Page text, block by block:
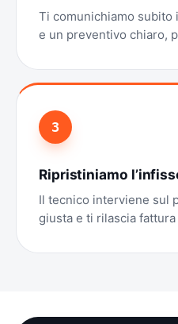
Ti comunichiamo subito
e un preventivo chiaro,
3
Ripristiniamo
Il tecnico interviene sul
giusta e ti rilascia